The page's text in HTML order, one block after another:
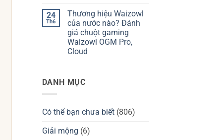
Đánh
giá
chuột
Darmoshark
có
tốt
không?
bình
luận
ở
Thương
hiệu
tay
cầm
nào?
Đánh
2
Pro,
Max
có
24
Th6
Thương hiệu Waizowl
của nước nào? Đánh
giá chuột gaming
Waizowl OGM Pro,
Cloud
luận
ở
của
Đánh
DANH MỤC
Có thể bạn chưa biết(806)
Giải mộng (6)